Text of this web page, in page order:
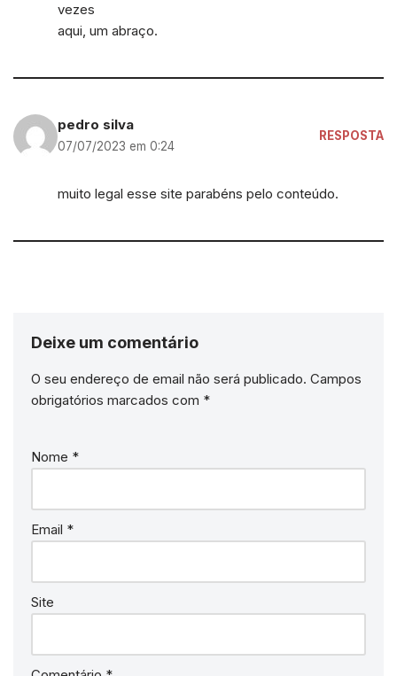
vezes
aqui, um abraço.
pedro silva
07/07/2023 em 0:24
RESPOSTA
muito legal esse site parabéns pelo conteúdo.
Deixe um comentário
O seu endereço de email não será publicado. Campos
obrigatórios marcados com *
Nome *
Email *
Site